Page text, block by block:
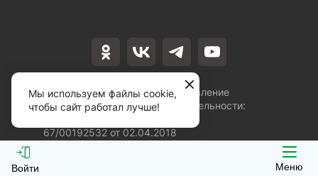
Войти Меню
Лицензия на осуществление
образовательной деятельности:
67/00192532 от 02.04.2018
Мы используем файлы cookie,
чтобы сайт работал лучше!